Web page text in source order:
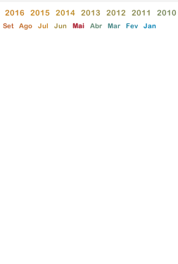
2016 2015 2014 2013 2012 2011 2010
Set Ago Jul Jun Mai Abr Mar Fev Jan